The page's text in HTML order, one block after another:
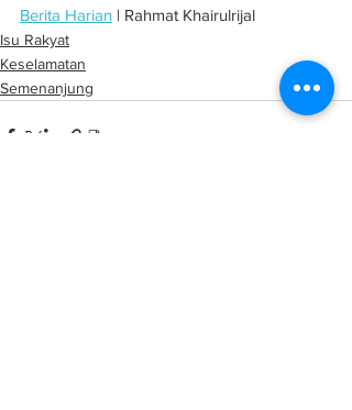
Berita Harian | Rahmat Khairulrijal
Isu Rakyat
Keselamatan
Semenanjung